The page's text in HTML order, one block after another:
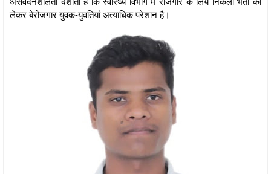
लेकर बेरोजगार युवक-युवतियां अत्याधिक परेशान है।